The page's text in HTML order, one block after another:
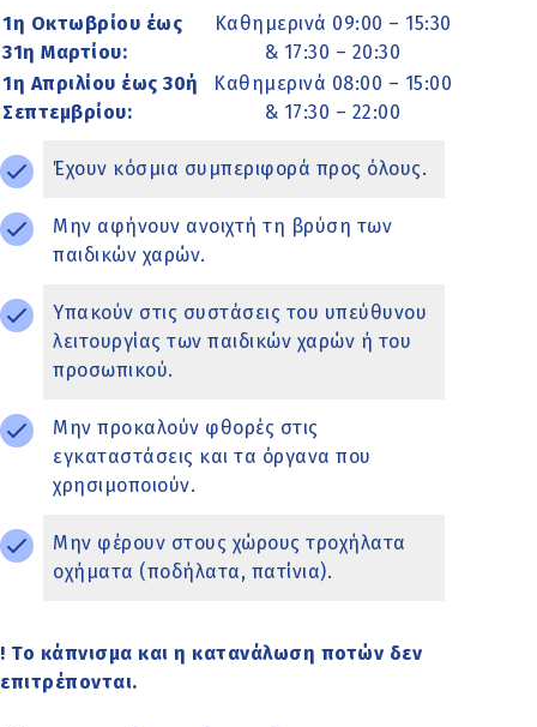
1η Οκτωβρίου έως
31η Μαρτίου:
Καθημερινά 09:00 – 15:30
& 17:30 – 20:30
1η Απριλίου έως 30ή
Σεπτεμβρίου:
Καθημερινά 08:00 – 15:00
& 17:30 – 22:00
Έχουν κόσμια συμπεριφορά προς όλους.
Μην αφήνουν ανοιχτή τη βρύση των
παιδικών χαρών.
Υπακούν στις συστάσεις του υπεύθυνου
λειτουργίας των παιδικών χαρών ή του
προσωπικού.
Μην προκαλούν φθορές στις
εγκαταστάσεις και τα όργανα που
χρησιμοποιούν.
Μην φέρουν στους χώρους τροχήλατα
οχήματα (ποδήλατα, πατίνια).
! Το κάπνισμα και η κατανάλωση ποτών δεν
επιτρέπονται.